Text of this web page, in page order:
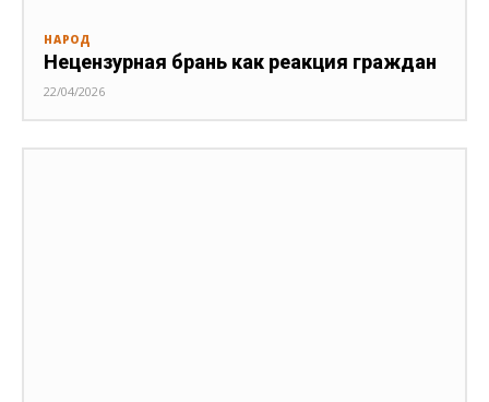
НАРОД
Нецензурная брань как реакция граждан
22/04/2026